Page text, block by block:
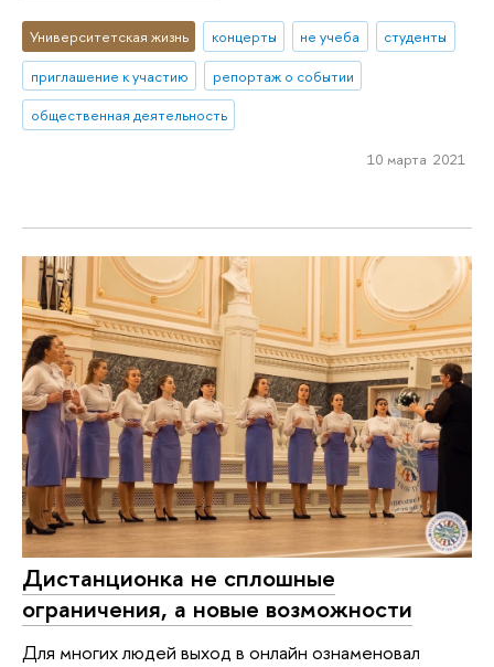
Университетская жизнь концерты не учеба
студенты
приглашение к участию
репортаж о событии
общественная деятельность
10 марта 2021
Дистанционка не сплошные
ограничения, а новые возможности
Для многих людей выход в онлайн ознаменовал